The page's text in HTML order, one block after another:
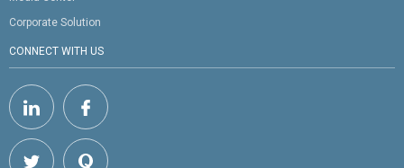
Corporate Solution
CONNECT WITH US